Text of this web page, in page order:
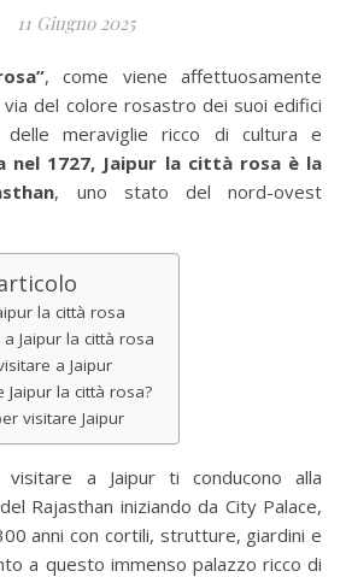
11 Giugno 2025
, come viene affettuosamente
del colore rosastro dei suoi edifici
meraviglie ricco di cultura e
nel 1727, Jaipur la città rosa è la
, uno stato del nord-ovest
la città rosa
Jaipur la città rosa
a Jaipur
la città rosa?
visitare Jaipur
a Jaipur ti conducono alla
Rajasthan iniziando da City Palace,
anni con cortili, strutture, giardini e
a questo immenso palazzo ricco di